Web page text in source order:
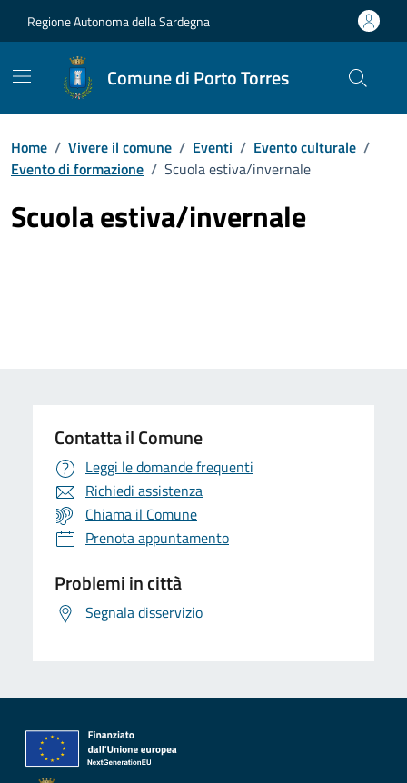
Regione Autonoma della Sardegna
Comune di Porto Torres
Home / Vivere il comune / Eventi / Evento culturale /
Evento di formazione / Scuola estiva/invernale
Scuola estiva/invernale
Contatta il Comune
Leggi le domande frequenti
Richiedi assistenza
Chiama il Comune
Prenota appuntamento
Problemi in città
Segnala disservizio